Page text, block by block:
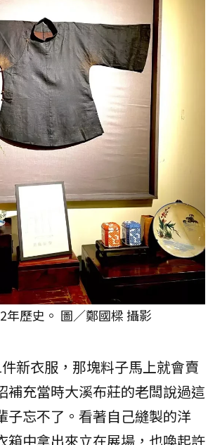
年歷史。 圖／鄭國樑 攝影
件新衣服，那塊料子馬上就會賣
補充當時大溪布莊的老闆說過這
子忘不了。看著自己縫製的洋
箱中拿出來立在展場，也喚起許